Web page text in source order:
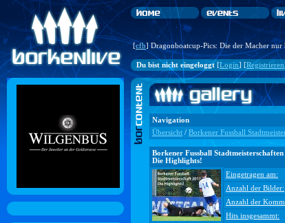
[cfb] Dragonboatcup-Pics: Die der Macher nur
Du bist nicht eingeloggt[Login] [Registrieren]
Navigation
Übersicht / Borkener Fussball
Borkener Fussball
Die Highlights!
Eingetragen am:
Anzahl der Bilder:
Anzahl der
Hits insgesammt: